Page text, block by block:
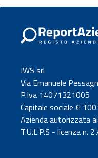
IWS srl
Via Emanuele
P.Iva 14071321005
Capitale sociale €
Azienda autorizzata
T.U.L.P.S - licenza n.